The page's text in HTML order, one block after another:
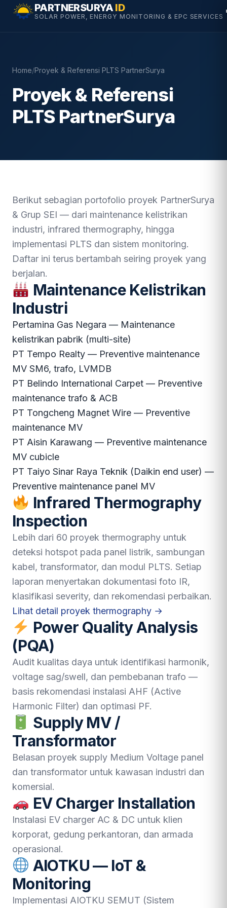
PARTNERSURYAID
SOLAR POWER, ENERGY MONITORING & EPC SERVICES
Skip
Home/Proyek & Referensi PLTS PartnerSurya
Proyek & Referensi
PLTS PartnerSurya
Berikut sebagian portofolio proyek PartnerSurya
& Grup SEI — dari maintenance kelistrikan
industri, infrared thermography, hingga
implementasi PLTS dan sistem monitoring.
Daftar ini terus bertambah seiring proyek yang
berjalan.
Maintenance Kelistrikan
Industri
Pertamina Gas Negara — Maintenance
kelistrikan pabrik (multi-site)
PT Tempo Realty — Preventive maintenance
MV SM6, trafo, LVMDB
PT Belindo International Carpet — Preventive
maintenance trafo & ACB
PT Tongcheng Magnet Wire — Preventive
maintenance MV
PT Aisin Karawang — Preventive maintenance
MV cubicle
PT Taiyo Sinar Raya Teknik (Daikin end user) —
Preventive maintenance panel MV
Infrared Thermography
Inspection
Lebih dari 60 proyek thermography untuk
deteksi hotspot pada panel listrik, sambungan
kabel, transformator, dan modul PLTS. Setiap
laporan menyertakan dokumentasi foto IR,
klasifikasi severity, dan rekomendasi perbaikan.
Lihat detail proyek thermography →
Power Quality Analysis
(PQA)
Audit kualitas daya untuk identifikasi harmonik,
voltage sag/swell, dan pembebanan trafo —
basis rekomendasi instalasi AHF (Active
Harmonic Filter) dan optimasi PF.
Supply MV /
Transformator
Belasan proyek supply Medium Voltage panel
dan transformator untuk kawasan industri dan
komersial.
EV Charger Installation
Instalasi EV charger AC & DC untuk klien
korporat, gedung perkantoran, dan armada
operasional.
AIOTKU — IoT &
Monitoring
Implementasi AIOTKU SEMUT (Sistem